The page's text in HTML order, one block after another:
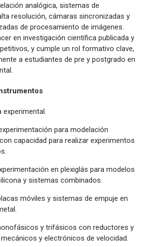
analógica, sistemas de
resolución, cámaras sincronizadas y
de procesamiento de imágenes.
en investigación científica publicada y
y cumple un rol formativo clave,
a estudiantes de pre y postgrado en
para modelación
capacidad para realizar experimentos
en plexiglás para modelos
y sistemas combinados.
móviles y sistemas de empuje en
y trifásicos con reductores y
y electrónicos de velocidad.